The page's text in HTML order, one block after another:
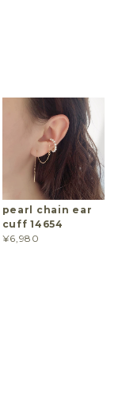
pearl chain ear
cuff 14654
¥6,980